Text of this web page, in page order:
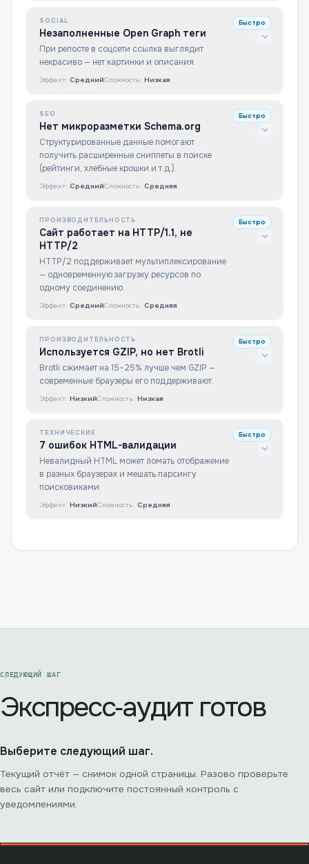
SOCIAL
Незаполненные Open Graph теги
При репосте в соцсети ссылка выглядит
некрасиво — нет картинки и описания.
Быстро
Эффект: СреднийСложность: Низкая
SEO
Нет микроразметки Schema.org
Структурированные данные помогают
получить расширенные сниппеты в поиске
(рейтинги, хлебные крошки и т.д.).
Быстро
Эффект: СреднийСложность: Средняя
ПРОИЗВОДИТЕЛЬНОСТЬ
Сайт работает на HTTP/1.1, не
HTTP/2
HTTP/2 поддерживает мультиплексирование
— одновременную загрузку ресурсов по
одному соединению.
Быстро
Эффект: СреднийСложность: Средняя
ПРОИЗВОДИТЕЛЬНОСТЬ
Используется GZIP, но нет Brotli
Brotli сжимает на 15–25% лучше чем GZIP —
современные браузеры его поддерживают.
Быстро
Эффект: НизкийСложность: Низкая
ТЕХНИЧЕСКИЕ
7 ошибок HTML-валидации
Невалидный HTML может ломать отображение
в разных браузерах и мешать парсингу
поисковиками.
Быстро
Эффект: НизкийСложность: Средняя
СЛЕДУЮЩИЙ ШАГ
Экспресс‑аудит готов
Выберите следующий шаг.
Текущий отчёт — снимок одной страницы. Разово проверьте
весь сайт или подключите постоянный контроль с
уведомлениями.